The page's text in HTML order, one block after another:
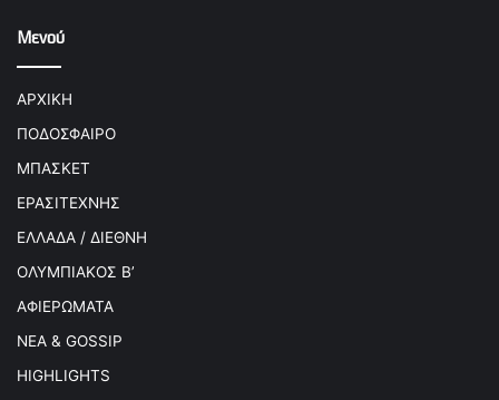
Μενού
ΑΡΧΙΚΗ
ΠΟΔΟΣΦΑΙΡΟ
ΜΠΑΣΚΕΤ
ΕΡΑΣΙΤΕΧΝΗΣ
ΕΛΛΑΔΑ / ΔΙΕΘΝΗ
ΟΛΥΜΠΙΑΚΟΣ Β’
ΑΦΙΕΡΩΜΑΤΑ
ΝΕΑ & GOSSIP
HIGHLIGHTS